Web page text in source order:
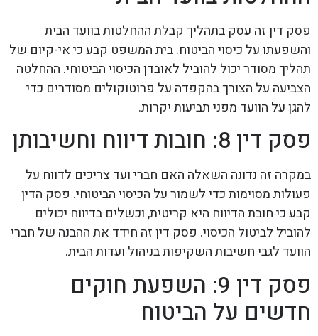
פסק דין זה עסק בתהליך קבלת ההחלטות בוועד הבית
והשפעתו על כיסוי הביטוח. בית המשפט קבע כי אי-קיום של
תהליך מסודר יכול להוביל לאובדן הכיסוי הביטוחי. ההחלטה
הצביעה על הצורך בהקפדה על פרוטוקולים מסודרים כדי
להגן על הוועד מפני תביעות יקרות.
פסק דין 8: חובות דיווח וחשיבותן
במקרה זה נדונה השאלה האם חברי ועד צריכים לדווח על
פעולות מסוימות כדי לשמור על הכיסוי הביטוחי. פסק הדין
קבע כי חובת הדיווח היא קריטית, וכשלים בדיווח יכולים
להוביל לביטול הכיסוי. פסק דין זה חידד את ההבנה של חברי
הוועד לגבי חשיבות השקיפות בניהול ועדות הבית.
פסק דין 9: השפעת חוקים
חדשים על הביטוח